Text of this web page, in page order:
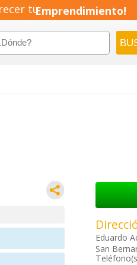
tuEmprendimiento!
Eduardo
San